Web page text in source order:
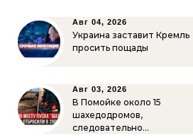
Авг 04, 2026
Украина заставит Кремль
просить пощады
Авг 03, 2026
В Помойке около 15
шахедодромов,
следовательно…